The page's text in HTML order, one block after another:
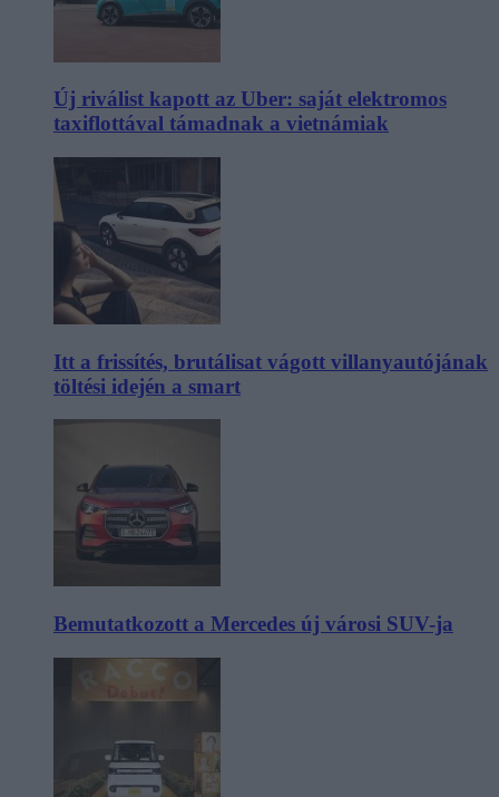
Új riválist kapott az Uber: saját elektromos
taxiflottával támadnak a vietnámiak
Itt a frissítés, brutálisat vágott villanyautójának
töltési idején a smart
Bemutatkozott a Mercedes új városi SUV-ja